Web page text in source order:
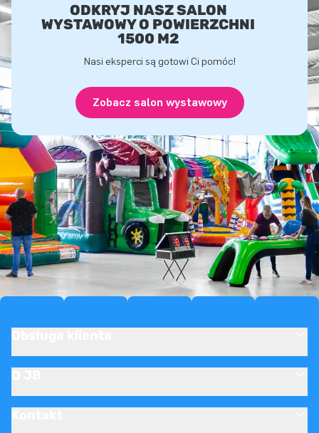
ODKRYJ NASZ SALON
WYSTAWOWY O POWIERZCHNI
1500 M2
Nasi eksperci są gotowi Ci pomóc!
Zobacz salon wystawowy